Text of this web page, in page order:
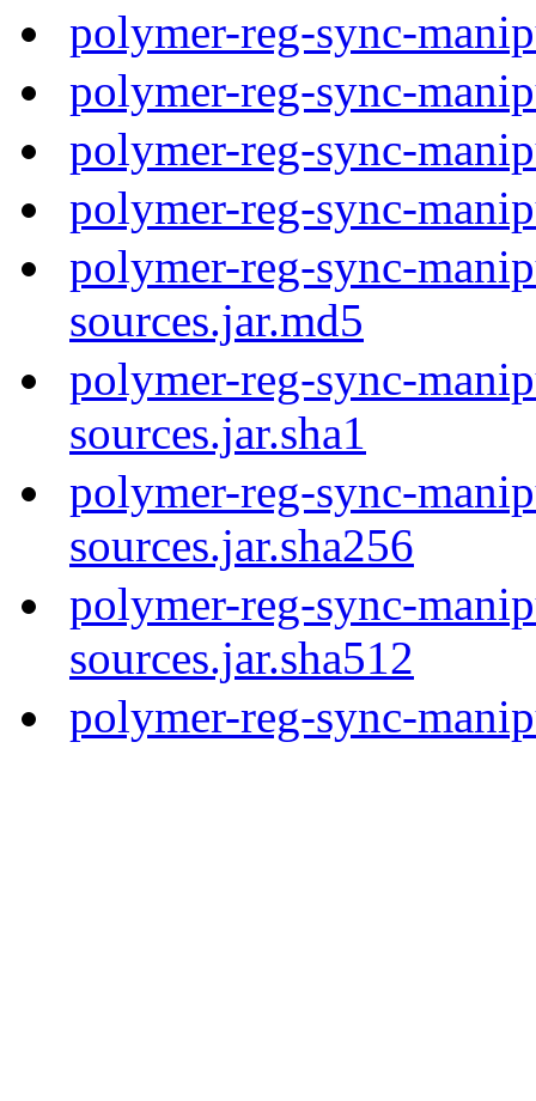
polymer-reg-sync-
polymer-reg-sync-
polymer-reg-sync-
polymer-reg-sync-
polymer-reg-sync-
sources.jar.md5
polymer-reg-sync-
sources.jar.sha1
polymer-reg-sync-
sources.jar.sha256
polymer-reg-sync-
sources.jar.sha512
polymer-reg-sync-